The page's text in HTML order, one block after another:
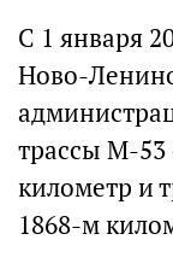
С 1 января
Ново-
трассы М-53
километр и
1868-м